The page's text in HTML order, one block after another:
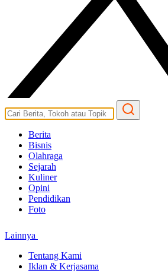
Berita
Bisnis
Olahraga
Sejarah
Kuliner
Opini
Pendidikan
Foto
Lainnya
Tentang Kami
Iklan & Kerjasama